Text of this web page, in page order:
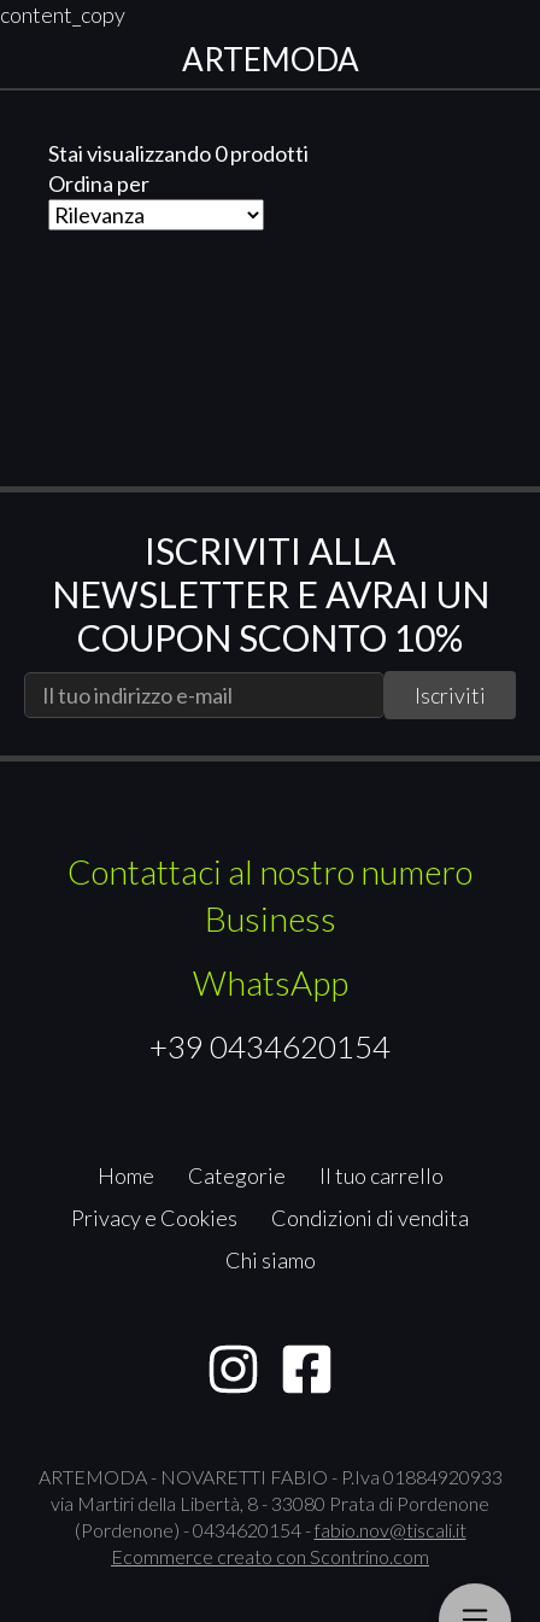
content_copy
ARTEMODA
Stai visualizzando 0 prodotti
Ordina per
ISCRIVITI ALLA
NEWSLETTER E AVRAI UN
COUPON SCONTO 10%
Contattaci al nostro numero
Business
WhatsApp
+39 0434620154
Home Categorie
Il tuo carrello
Privacy e Cookies
Condizioni di vendita
Chi siamo
ARTEMODA - NOVARETTI FABIO - P.Iva 01884920933
via Martiri della Libertà, 8 - 33080 Prata di Pordenone
(Pordenone) - 0434620154 -fabio.nov@tiscali.it
Ecommerce creato con Scontrino.com